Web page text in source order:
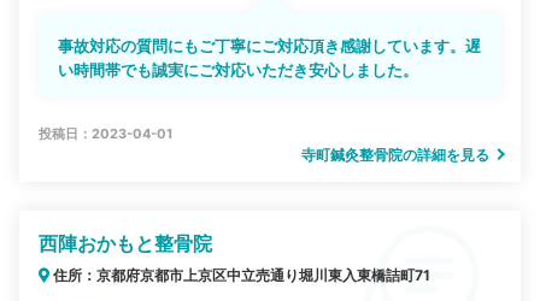
事故対応の質問にもご丁寧にご対応頂き感謝しています。遅
い時間帯でも誠実にご対応いただき安心しました。
投稿日：2023-04-01
寺町鍼灸整骨院の詳細を見る
西陣おかもと整骨院
住所：京都府京都市上京区中立売通り堀川東入東橋詰町71